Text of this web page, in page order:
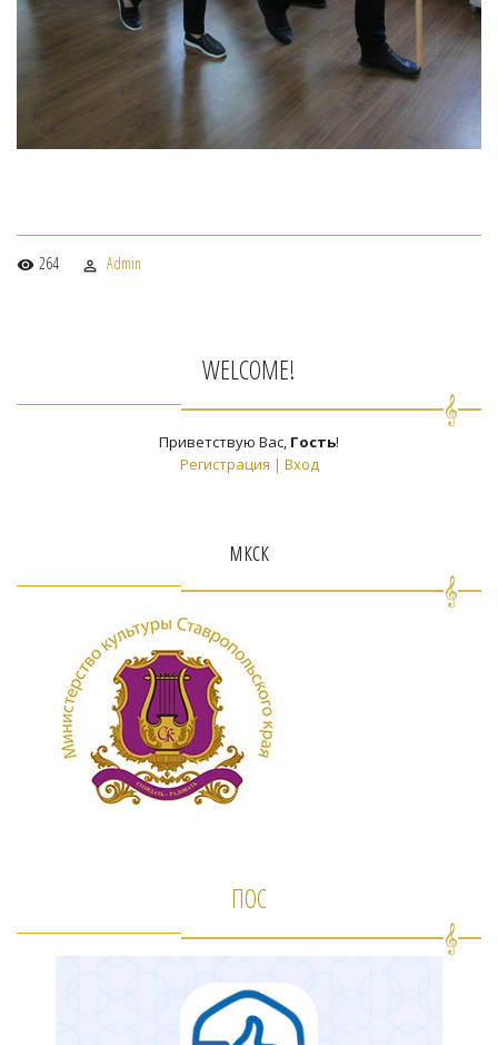
264 Admin
WELCOME!
Приветствую Вас, Гость!
Регистрация | Вход
мкск
ПОС